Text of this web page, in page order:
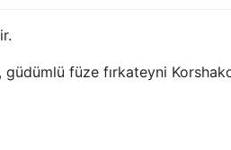
güdümlü füze fırkateyni